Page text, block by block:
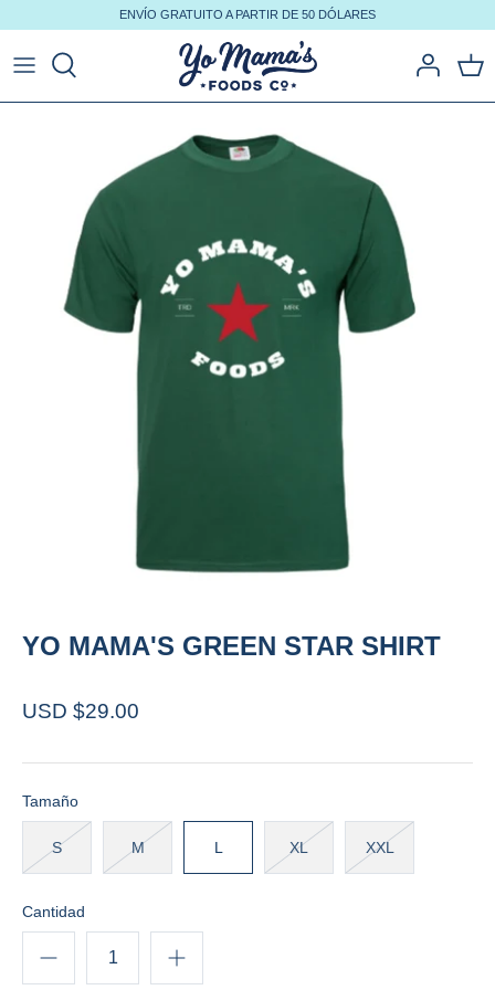
al
contenido
ENVÍO GRATUITO A PARTIR DE 50 DÓLARES
YO MAMA'S GREEN STAR SHIRT
USD $29.00
Tamaño
S M L XL XXL
Cantidad